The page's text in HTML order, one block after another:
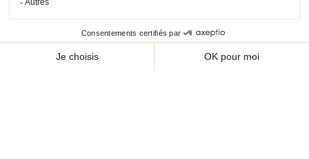
Plan du site Cookies
© 2026 - CHEVAL SHOP